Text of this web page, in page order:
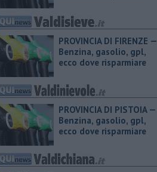
PROVINCIA DI FIRENZE — ​
Benzina, gasolio, gpl,
ecco dove risparmiare
PROVINCIA DI PISTOIA — ​
Benzina, gasolio, gpl,
ecco dove risparmiare